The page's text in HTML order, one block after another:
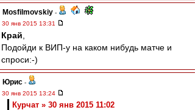
Mosfilmovskiy -
30 янв 2015 13:31
Край
Подойди к ВИП-у на каком нибудь матче и
спроси:-)
Юрис -
30 янв 2015 13:24
Курчат » 30 янв 2015 11:02